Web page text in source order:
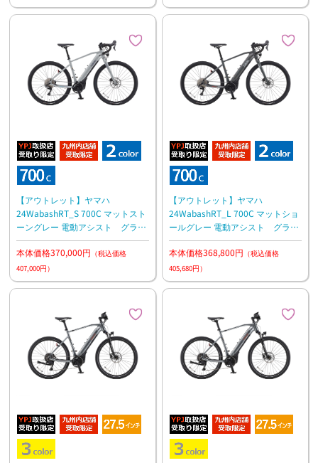
【アウトレット】ヤマハ
24WabashRT_S 700C マットスト
ーングレー 電動アシスト グラベ
ルバイク
本体価格370,000円 （税込価格
407,000円）
【アウトレット】ヤマハ
24WabashRT_L 700C マットショ
ールグレー 電動アシスト グラベ
ルバイク
本体価格368,800円 （税込価格
405,680円）